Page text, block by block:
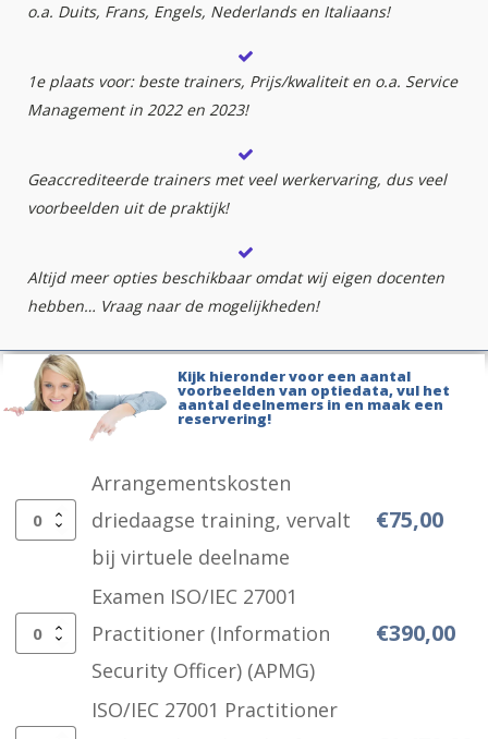
o.a. Duits, Frans, Engels, Nederlands en Italiaans!
1e plaats voor: beste trainers, Prijs/kwaliteit en o.a. Service
Management in 2022 en 2023!
Geaccrediteerde trainers met veel werkervaring, dus veel
voorbeelden uit de praktijk!
Altijd meer opties beschikbaar omdat wij eigen docenten
hebben… Vraag naar de mogelijkheden!
Kijk hieronder voor een aantal
voorbeelden van optiedata, vul het
aantal deelnemers in en maak een
reservering!
Arrangementskosten
driedaagse
training,
vervalt
Arrangementskosten
driedaagse training, vervalt
bij virtuele deelname
€75,00
Examen
Examen ISO/IEC 27001
Practitioner (Information
Security Officer) (APMG)
€390,00
ISO/IEC 27001 Practitioner